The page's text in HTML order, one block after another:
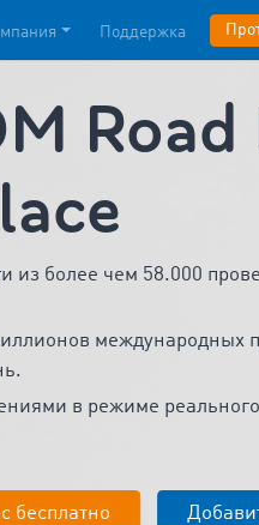
Поддержка
из более чем 58.000
международных
в режиме
бесплатно